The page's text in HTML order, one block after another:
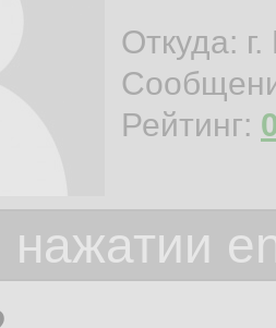
Откуда:
Рейтинг:
нажатии